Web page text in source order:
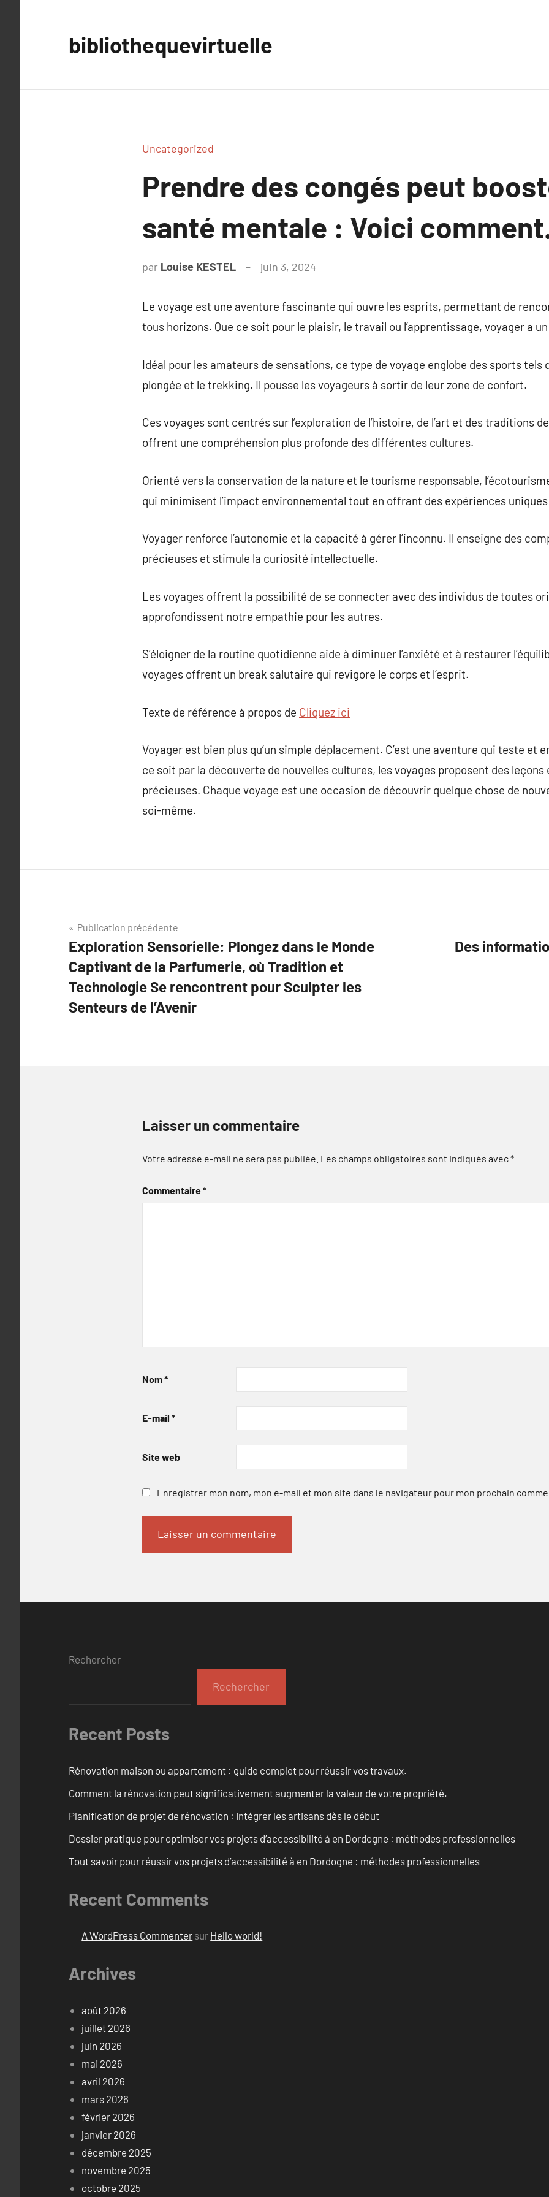
bibliothequevirtuelle
Uncategorized
Prendre des congés peut
santé mentale : Voici
par Louise KESTEL juin 3, 2024
Le voyage est une aventure fascinante qui ouvre les esprits, permettant de
tous horizons. Que ce soit pour le plaisir, le travail ou l’apprentissage, voyager a
Idéal pour les amateurs de sensations, ce type de voyage englobe des sports tels
plongée et le trekking. Il pousse les voyageurs à sortir de leur zone de confort.
Ces voyages sont centrés sur l’exploration de l’histoire, de l’art et des traditions
offrent une compréhension plus profonde des différentes cultures.
Orienté vers la conservation de la nature et le tourisme responsable,
qui minimisent l’impact environnemental tout en offrant des expériences
Voyager renforce l’autonomie et la capacité à gérer l’inconnu. Il enseigne des
précieuses et stimule la curiosité intellectuelle.
Les voyages offrent la possibilité de se connecter avec des individus de toutes
approfondissent notre empathie pour les autres.
S’éloigner de la routine quotidienne aide à diminuer l’anxiété et à restaurer
voyages offrent un break salutaire qui revigore le corps et l’esprit.
Texte de référence à propos de Cliquez ici
Voyager est bien plus qu’un simple déplacement. C’est une aventure qui teste et
ce soit par la découverte de nouvelles cultures, les voyages proposent des
précieuses. Chaque voyage est une occasion de découvrir quelque chose de
soi-même.
Navigation
de
l’article
Publication précédente
Exploration Sensorielle: Plongez dans le Monde
Captivant de la Parfumerie, où Tradition et
Technologie Se rencontrent pour Sculpter les
Senteurs de l’Avenir
Des
Laisser un commentaire
Votre adresse e-mail ne sera pas publiée. Les champs obligatoires sont indiqués avec*
Commentaire*
Nom*
E-mail *
Site web
Enregistrer mon nom, mon e-mail et mon site dans le navigateur pour mon prochain
Rechercher
Rechercher
Recent Posts
Rénovation maison ou appartement : guide complet pour réussir vos travaux.
Comment la rénovation peut significativement augmenter la valeur de votre propriété.
Planification de projet de rénovation : Intégrer les artisans dès le début
Dossier pratique pour optimiser vos projets d’accessibilité à en Dordogne : méthodes professionnelles
Tout savoir pour réussir vos projets d’accessibilité à en Dordogne : méthodes professionnelles
Recent Comments
A WordPress Commenter sur Hello world!
Archives
août 2026
juillet 2026
juin 2026
mai 2026
avril 2026
mars 2026
février 2026
janvier 2026
décembre 2025
novembre 2025
octobre 2025